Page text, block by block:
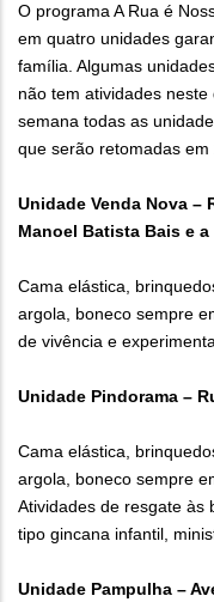
O programa A Rua é
em quatro unidades
família. Algumas
não tem atividades
semana todas as
que serão retomadas em
Unidade Venda Nova –
Manoel Batista Bais e
Cama elástica,
argola, boneco sempre
de vivência e
Unidade Pindorama –
Cama elástica,
argola, boneco sempre
Atividades de resgate às
tipo gincana infantil,
Unidade Pampulha –